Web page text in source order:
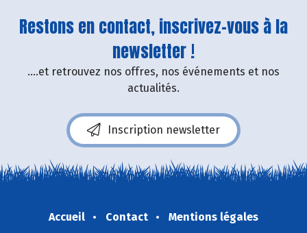
Restons en contact, inscrivez-vous à la
newsletter !
....et retrouvez nos offres, nos événements et nos
actualités.
Inscription newsletter
Accueil Contact
Mentions légales